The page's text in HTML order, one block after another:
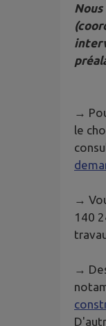
→
le
→
140
→